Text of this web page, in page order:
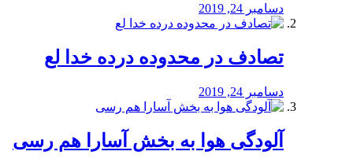
دسامبر 24, 2019
تصادف در محدوده درده خدا لع
دسامبر 24, 2019
آلودگی هوا به بخش آسارا هم رسی